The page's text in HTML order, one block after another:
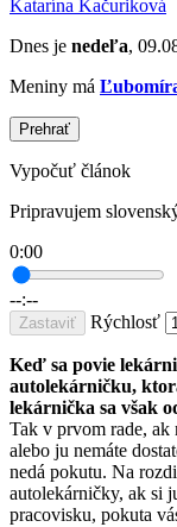
Katarína Kačuriková
Dnes je nedeľa,
Meniny má
Prehrať
Vypočuť článok
Pripravujem
0:00
--:--
Zastaviť Rýchlosť
Keď sa povie
autolekárničku,
lekárnička sa však
Tak v prvom rade, ak
alebo ju nemáte
nedá pokutu. Na
autolekárničky, ak si
pracovisku, pokuta